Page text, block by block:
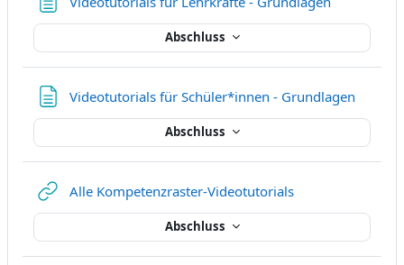
Abschluss
Videotutorials für Schüler*innen - Grundlagen
Abschluss
Alle Kompetenzraster-VideotutorialsLink/URL
Abschluss